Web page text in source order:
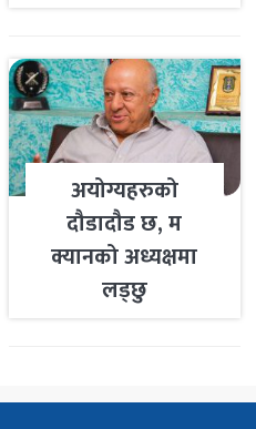
अयोग्यहरुको
दौडादौड छ, म
क्यानको अध्यक्षमा
लड्छु